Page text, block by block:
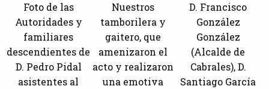
Foto de las
Autoridades y
familiares
descendientes de
D. Pedro Pidal
asistentes al
Nuestros
tamborilera y
gaitero, que
amenizaron el
acto y realizaron
una emotiva
D. Francisco
González
González
(Alcalde de
Cabrales), D.
Santiago García